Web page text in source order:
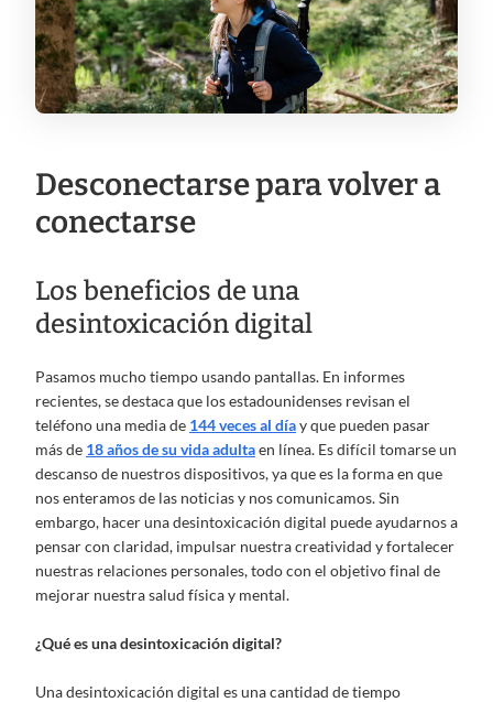
Desconectarse para volver a
conectarse
Los beneficios de una
desintoxicación digital
Pasamos mucho tiempo usando pantallas. En informes
recientes, se destaca que los estadounidenses revisan el
teléfono una media de 144 veces al díay que pueden pasar
más de 18 años de su vida adultaen línea. Es difícil tomarse un
descanso de nuestros dispositivos, ya que es la forma en que
nos enteramos de las noticias y nos comunicamos. Sin
embargo, hacer una desintoxicación digital puede ayudarnos a
pensar con claridad, impulsar nuestra creatividad y fortalecer
nuestras relaciones personales, todo con el objetivo final de
mejorar nuestra salud física y mental.
¿Qué es una desintoxicación digital?
Una desintoxicación digital es una cantidad de tiempo